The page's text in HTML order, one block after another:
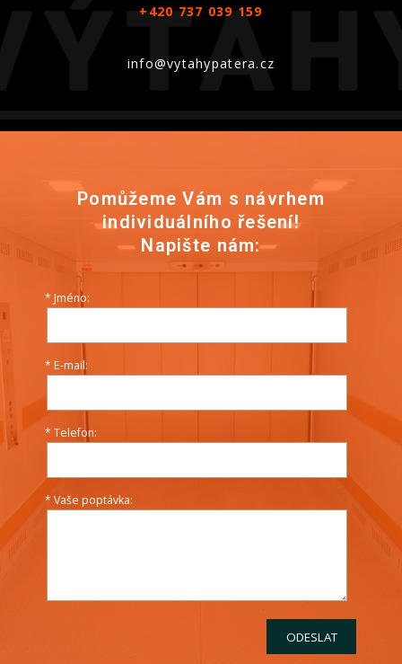
+420 737 039 159
info@vytahypatera.cz
Pomůžeme Vám s návrhem
individuálního řešení!
Napište nám:
* Jméno:
* E-mail:
* Telefon:
* Vaše poptávka:
ODESLAT